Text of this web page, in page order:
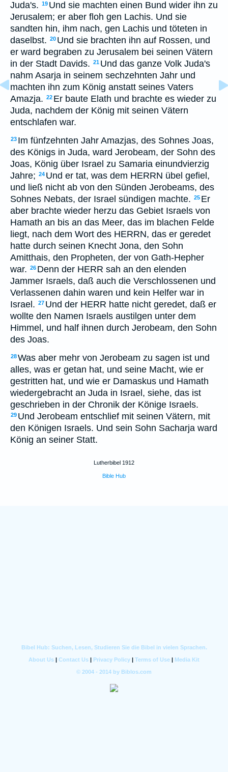
Juda's. 19 Und sie machten einen Bund wider ihn zu
Jerusalem; er aber floh gen Lachis. Und sie
sandten hin, ihm nach, gen Lachis und töteten in
daselbst. 20 Und sie brachten ihn auf Rossen, und
er ward begraben zu Jerusalem bei seinen Vätern
in der Stadt Davids. 21 Und das ganze Volk Juda's
nahm Asarja in seinem sechzehnten Jahr und
machten ihn zum König anstatt seines Vaters
Amazja. 22 Er baute Elath und brachte es wieder zu
Juda, nachdem der König mit seinen Vätern
entschlafen war.
23 Im fünfzehnten Jahr Amazjas, des Sohnes Joas,
des Königs in Juda, ward Jerobeam, der Sohn des
Joas, König über Israel zu Samaria einundvierzig
Jahre; 24 Und er tat, was dem HERRN übel gefiel,
und ließ nicht ab von den Sünden Jerobeams, des
Sohnes Nebats, der Israel sündigen machte. 25 Er
aber brachte wieder herzu das Gebiet Israels von
Hamath an bis an das Meer, das im blachen Felde
liegt, nach dem Wort des HERRN, das er geredet
hatte durch seinen Knecht Jona, den Sohn
Amitthais, den Propheten, der von Gath-Hepher
war. 26 Denn der HERR sah an den elenden
Jammer Israels, daß auch die Verschlossenen und
Verlassenen dahin waren und kein Helfer war in
Israel. 27 Und der HERR hatte nicht geredet, daß er
wollte den Namen Israels austilgen unter dem
Himmel, und half ihnen durch Jerobeam, den Sohn
des Joas.
28Was aber mehr von Jerobeam zu sagen ist und
alles, was er getan hat, und seine Macht, wie er
gestritten hat, und wie er Damaskus und Hamath
wiedergebracht an Juda in Israel, siehe, das ist
geschrieben in der Chronik der Könige Israels.
29 Und Jerobeam entschlief mit seinen Vätern, mit
den Königen Israels. Und sein Sohn Sacharja ward
König an seiner Statt.
Lutherbibel 1912
Bible Hub